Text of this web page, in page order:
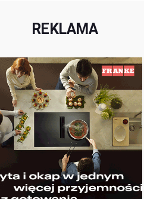
REKLAMA